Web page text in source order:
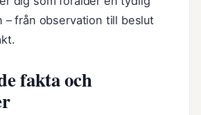
– från observation till beslut
fakta och